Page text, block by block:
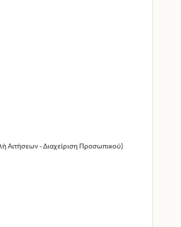
Αιτήσεων - Διαχείριση Προσωπικού)